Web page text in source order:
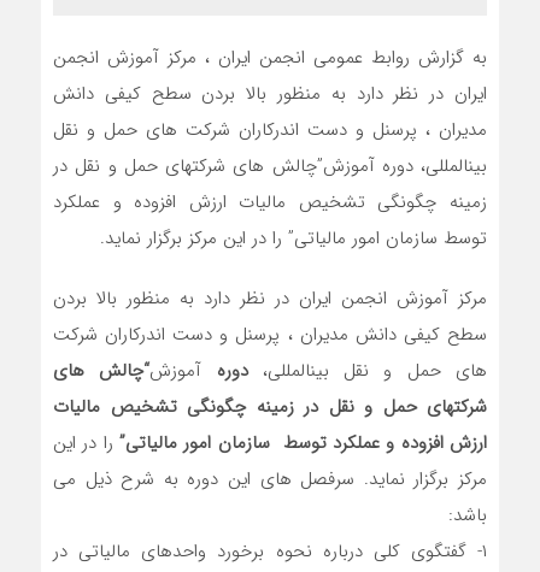
به گزارش روابط عمومی انجمن ایران ، مرکز آموزش انجمن
ایران در نظر دارد به منظور بالا بردن سطح کیفی دانش
مدیران ، پرسنل و دست اندرکاران شرکت های حمل و نقل
بین‫المللی، دوره آموزش”چالش های شرکتهای حمل و نقل در
زمینه چگونگی تشخیص مالیات ارزش افزوده و عملکرد
توسط سازمان امور مالیاتی” را در این مرکز برگزار نماید.‬‬‬‬‬
مرکز آموزش انجمن ایران در نظر دارد به منظور بالا بردن
سطح کیفی دانش مدیران ، پرسنل و دست اندرکاران شرکت
های حمل و نقل بین‫المللی،
دوره آموزش“چالش های
شرکتهای حمل و نقل در زمینه چگونگی تشخیص مالیات
ارزش افزوده و عملکرد توسط سازمان امور مالیاتی”را در این
مرکز برگزار نماید. سرفصل های این دوره به شرح ذیل می
باشد:
۱- گفتگوی کلی درباره نحوه برخورد واحدهای مالیاتی در